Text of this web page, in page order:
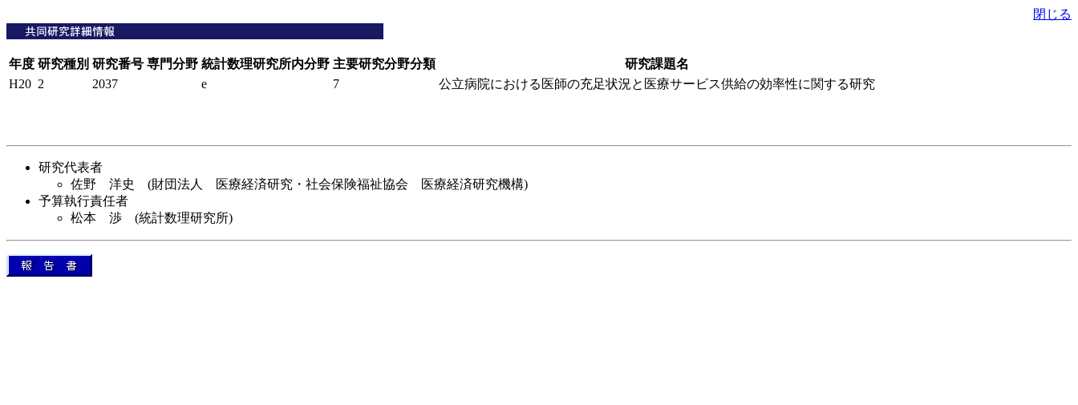
閉じる
年度 研究種別 研究番号 専門分野 統計数理研究所内分野 主要研究分野分類
研究課題名
H20 2 2037 e 7 公立病院における医師の充足状況と医療サービス供給の効率性に関する研究
研究代表者
佐野 洋史 (財団法人 医療経済研究・社会保険福祉協会 医療経済研究機構)
予算執行責任者
松本 渉 (統計数理研究所)